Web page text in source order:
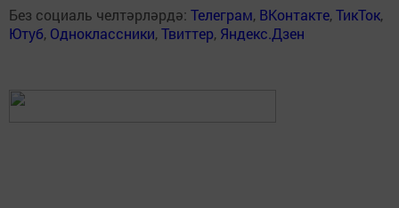
Без социаль челтәрләрдә: Телеграм, ВКонтакте,ТикТок,
Ютуб, Одноклассники,Твиттер, Яндекс.Дзен